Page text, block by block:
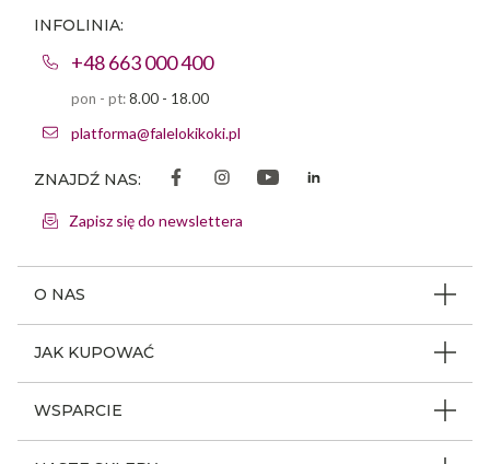
O NAS
Dlaczego FLK
JAK KUPOWAĆ
WSPARCIE
INFOLINIA:
+48 663 000 400
pon - pt:8.00 - 18.00
platforma@falelokikoki.pl
ZNAJDŹ NAS:
Zapisz się do newslettera